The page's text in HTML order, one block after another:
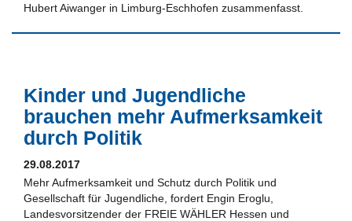
Hubert Aiwanger in Limburg-Eschhofen zusammenfasst.
Kinder und Jugendliche
brauchen mehr Aufmerksamkeit
durch Politik
29.08.2017
Mehr Aufmerksamkeit und Schutz durch Politik und
Gesellschaft für Jugendliche, fordert Engin Eroglu,
Landesvorsitzender der FREIE WÄHLER Hessen und